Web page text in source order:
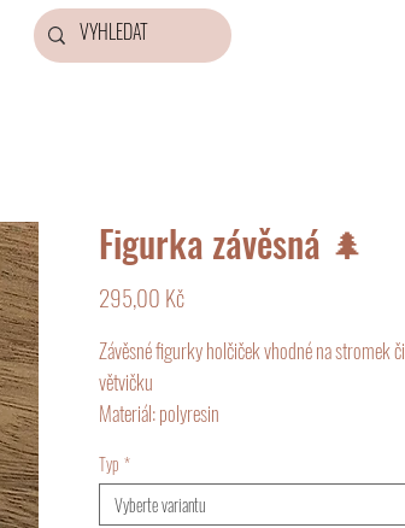
Figurka závěsná 🌲
295,00 KčCena
Závěsné figurky holčiček vhodné na stromek či
větvičku
Materiál: polyresin
Typ *
Vyberte variantu